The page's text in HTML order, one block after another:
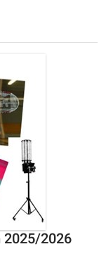
2026